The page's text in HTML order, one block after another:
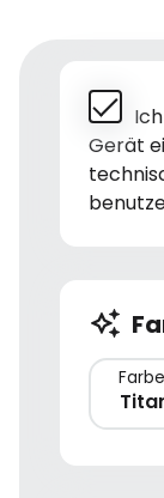
Gerät
Farbe